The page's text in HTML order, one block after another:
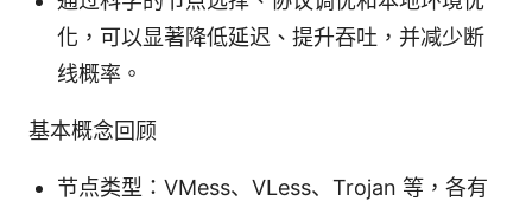
化，可以显著降低延迟、提升吞吐，并减少断
线概率。
基本概念回顾
节点类型：VMess、VLess、Trojan 等，各有